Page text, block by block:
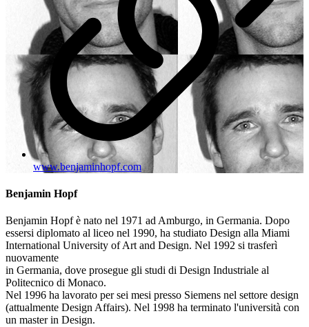
www.benjaminhopf.com
Benjamin Hopf
Benjamin Hopf è nato nel 1971 ad Amburgo, in Germania. Dopo
essersi diplomato al liceo nel 1990, ha studiato Design alla Miami
International University of Art and Design. Nel 1992 si trasferì
nuovamente
in Germania, dove prosegue gli studi di Design Industriale al
Politecnico di Monaco.
Nel 1996 ha lavorato per sei mesi presso Siemens nel settore design
(attualmente Design Affairs). Nel 1998 ha terminato l'università con
un master in Design.